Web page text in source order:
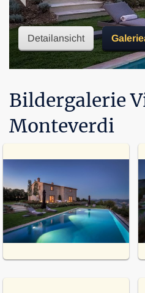
Detailansicht
Bildergalerie
Monteverdi